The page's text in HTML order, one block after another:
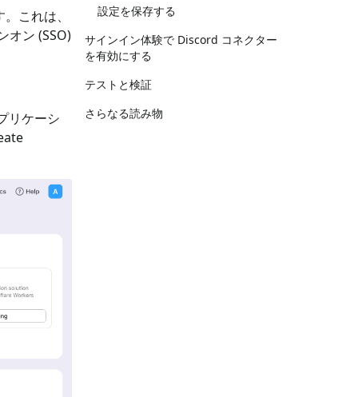
これは、
オン (SSO)
リケーシ
設定を保存する
サインイン体験で Discord コネクター
を有効にする
テストと検証
さらなる読み物